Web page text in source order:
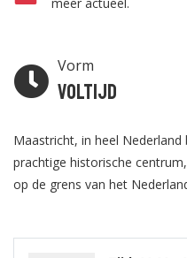
Vorm
Voltijd
Maastricht, in heel
prachtige historische
op de grens van het